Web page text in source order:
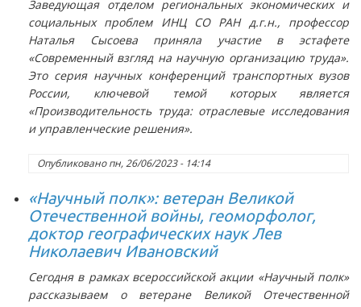
Заведующая отделом региональных экономических и
социальных проблем ИНЦ СО РАН д.г.н., профессор
Наталья Сысоева приняла участие в эстафете
«Современный взгляд на научную организацию труда».
Это серия научных конференций транспортных вузов
России, ключевой темой которых является
«Производительность труда: отраслевые исследования
и управленческие решения».
Опубликованопн, 26/06/2023 - 14:14
«Научный полк»: ветеран Великой
Отечественной войны, геоморфолог,
доктор географических наук Лев
Николаевич Ивановский
Сегодня в рамках всероссийской акции «Научный полк»
рассказываем о ветеране Великой Отечественной